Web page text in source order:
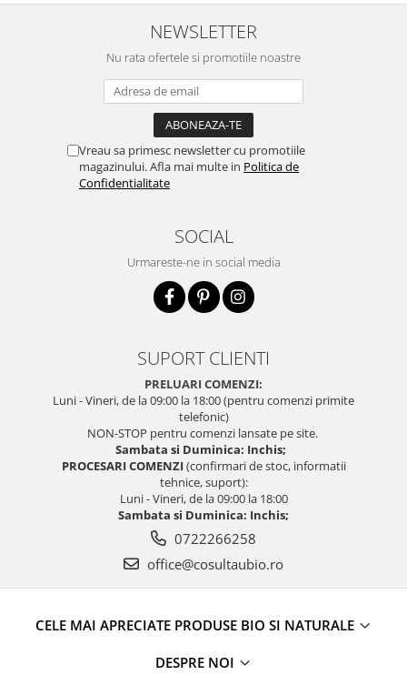
NEWSLETTER
Nu rata ofertele si promotiile noastre
Vreau sa primesc newsletter cu promotiile
magazinului. Afla mai multe in Politica de
Confidentialitate
SOCIAL
Urmareste-ne in social media
SUPORT CLIENTI
PRELUARI COMENZI:
Luni - Vineri, de la 09:00 la 18:00 (pentru comenzi primite
telefonic)
NON-STOP pentru comenzi lansate pe site.
Sambata si Duminica: Inchis;
PROCESARI COMENZI(confirmari de stoc, informatii
tehnice, suport):
Luni - Vineri, de la 09:00 la 18:00
Sambata si Duminica: Inchis;
0722266258
office@cosultaubio.ro
CELE MAI APRECIATE PRODUSE BIO SI NATURALE
DESPRE NOI